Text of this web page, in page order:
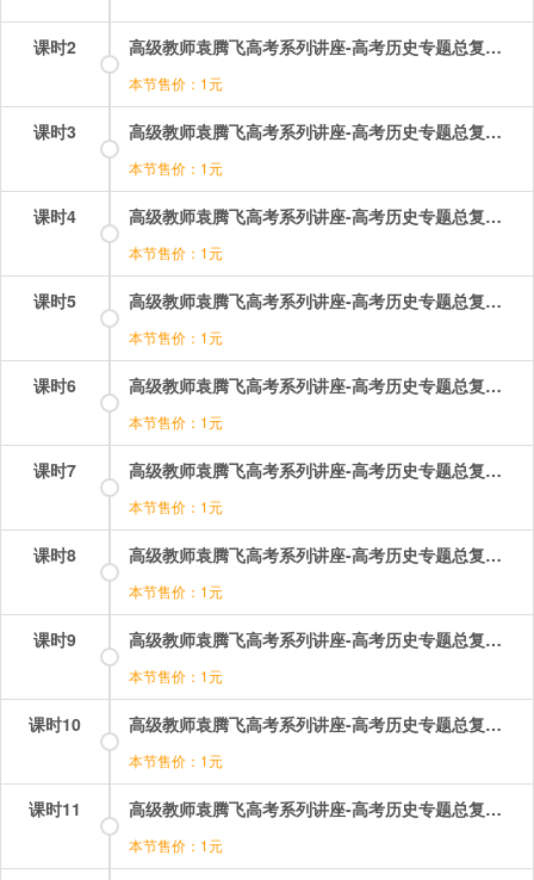
课时2 高级教师袁腾飞高考系列讲座-高考历史专题总复习：02.mp4
本节售价：1元
课时3 高级教师袁腾飞高考系列讲座-高考历史专题总复习：03.mp4
本节售价：1元
课时4 高级教师袁腾飞高考系列讲座-高考历史专题总复习：04.mp4
本节售价：1元
课时5 高级教师袁腾飞高考系列讲座-高考历史专题总复习：05.mp4
本节售价：1元
课时6 高级教师袁腾飞高考系列讲座-高考历史专题总复习：06.mp4
本节售价：1元
课时7 高级教师袁腾飞高考系列讲座-高考历史专题总复习：07.mp4
本节售价：1元
课时8 高级教师袁腾飞高考系列讲座-高考历史专题总复习：08.mp4
本节售价：1元
课时9 高级教师袁腾飞高考系列讲座-高考历史专题总复习：09.mp4
本节售价：1元
课时10 高级教师袁腾飞高考系列讲座-高考历史专题总复习：10.mp4
本节售价：1元
课时11 高级教师袁腾飞高考系列讲座-高考历史专题总复习：11.mp4
本节售价：1元